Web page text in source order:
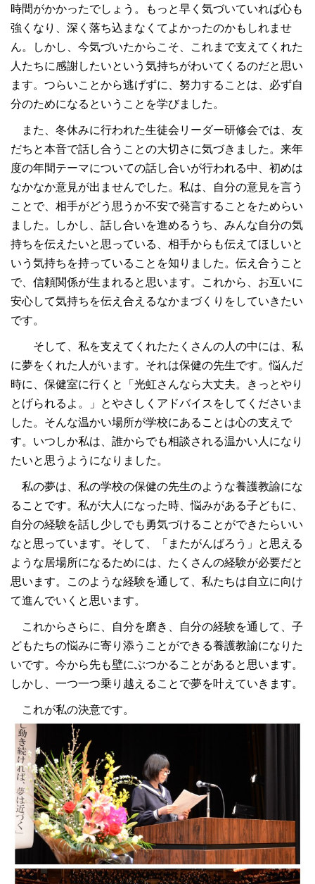
時間がかかったでしょう。もっと早く気づいていれば心も
強くなり、深く落ち込まなくてよかったのかもしれませ
ん。しかし、今気づいたからこそ、これまで支えてくれた
人たちに感謝したいという気持ちがわいてくるのだと思い
ます。つらいことから逃げずに、努力することは、必ず自
分のためになるということを学びました。
また、冬休みに行われた生徒会リーダー研修会では、友
だちと本音で話し合うことの大切さに気づきました。来年
度の年間テーマについての話し合いが行われる中、初めは
なかなか意見が出ませんでした。私は、自分の意見を言う
ことで、相手がどう思うか不安で発言することをためらい
ました。しかし、話し合いを進めるうち、みんな自分の気
持ちを伝えたいと思っている、相手からも伝えてほしいと
いう気持ちを持っていることを知りました。伝え合うこと
で、信頼関係が生まれると思います。これから、お互いに
安心して気持ちを伝え合えるなかまづくりをしていきたい
です。
そして、私を支えてくれたたくさんの人の中には、私
に夢をくれた人がいます。それは保健の先生です。悩んだ
時に、保健室に行くと「光虹さんなら大丈夫。きっとやり
とげられるよ。」とやさしくアドバイスをしてくださいま
した。そんな温かい場所が学校にあることは心の支えで
す。いつしか私は、誰からでも相談される温かい人になり
たいと思うようになりました。
私の夢は、私の学校の保健の先生のような養護教諭にな
ることです。私が大人になった時、悩みがある子どもに、
自分の経験を話し少しでも勇気づけることができたらいい
なと思っています。そして、「またがんばろう」と思える
ような居場所になるためには、たくさんの経験が必要だと
思います。このような経験を通して、私たちは自立に向け
て進んでいくと思います。
これからさらに、自分を磨き、自分の経験を通して、子
どもたちの悩みに寄り添うことができる養護教諭になりた
いです。今から先も壁にぶつかることがあると思います。
しかし、一つ一つ乗り越えることで夢を叶えていきます。
これが私の決意です。